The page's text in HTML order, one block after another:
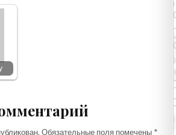
Обязательные поля помечены *